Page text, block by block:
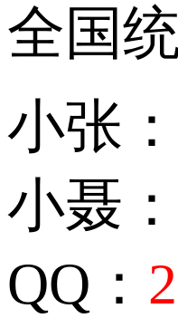
全国
小张：
小聂：
QQ：